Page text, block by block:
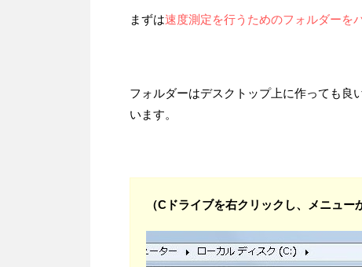
まずは速度測定を行うためのフォルダーを
フォルダーはデスクトップ上に作っても良
います。
（Cドライブを右クリックし、メニュ